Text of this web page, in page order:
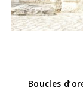
Boucles